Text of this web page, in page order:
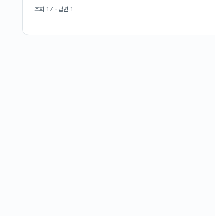
조회 17 · 답변 1